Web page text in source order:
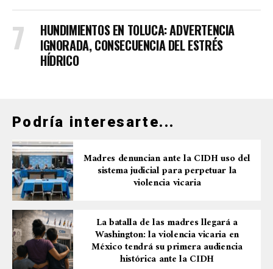
HUNDIMIENTOS EN TOLUCA: ADVERTENCIA
IGNORADA, CONSECUENCIA DEL ESTRÉS
HÍDRICO
Podría interesarte...
Madres denuncian ante la CIDH uso del
sistema judicial para perpetuar la
violencia vicaria
La batalla de las madres llegará a
Washington: la violencia vicaria en
México tendrá su primera audiencia
histórica ante la CIDH